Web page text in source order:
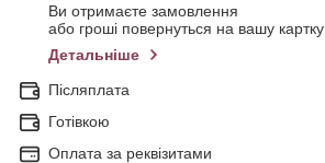
Ви отримаєте замовлення
або гроші повернуться на вашу картку
Детальніше
Післяплата
Готівкою
Оплата за реквізитами